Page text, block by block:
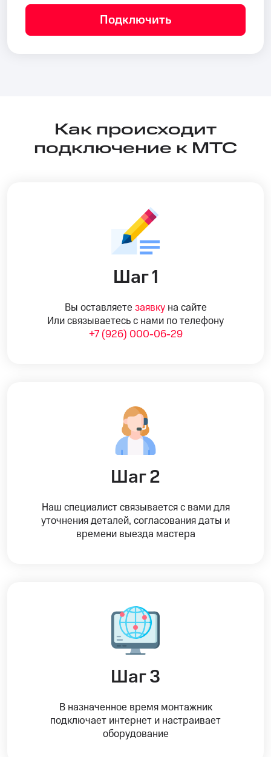
Подключить
Как происходит
подключение к МТС
Шаг 1
Вы оставляете заявкуна сайте
Или связываетесь с нами по телефону
+7 (926) 000-06-29
Шаг 2
Наш специалист связывается с вами для
уточнения деталей, согласования даты и
времени выезда мастера
Шаг 3
В назначенное время монтажник
подключает интернет и настраивает
оборудование